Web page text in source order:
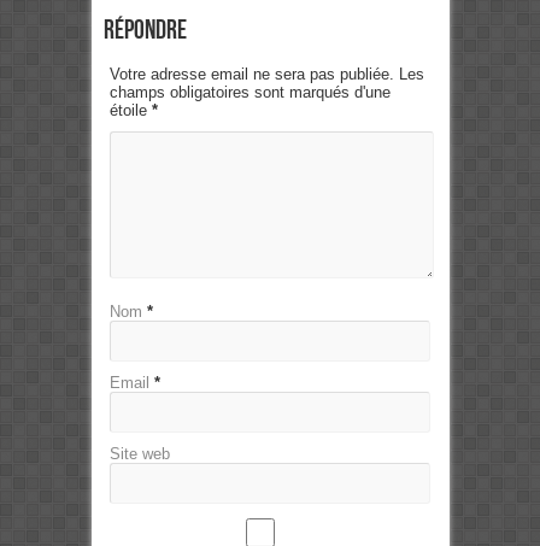
Répondre
Votre adresse email ne sera pas publiée. Les
champs obligatoires sont marqués d'une
étoile *
Nom *
Email *
Site web